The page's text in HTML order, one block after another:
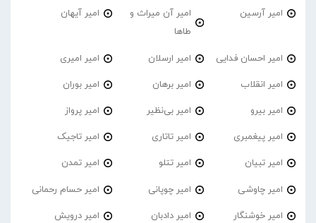
امیر آرسین
امیر آن میراث و
طاها
امیر آیهان
امیر احسان فدایی امیر ارسلان امیر امیری
امیر انقلاب امیر برهان امیر‌ بوران
امیر بیرو امیر بی‌نظیر امیر پرواز
امیر پیغمبری امیر تاتاری امیر تاجیک
امیر تبیان امیر تتلو امیر تمدن
امیر چاوشی امیر چوپانی امیر حسام رحمانی
امیر خوشنگار امیر دادبان امیر درویش